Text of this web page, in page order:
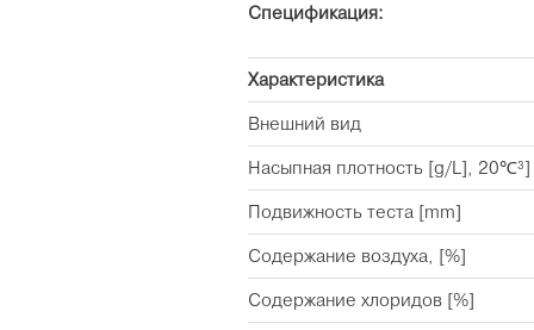
Спецификация:
Характеристика
Внешний вид
Насыпная плотность [g/L], 20℃³]
Подвижность теста [mm]
Содержание воздуха, [%]
Содержание хлоридов [%]